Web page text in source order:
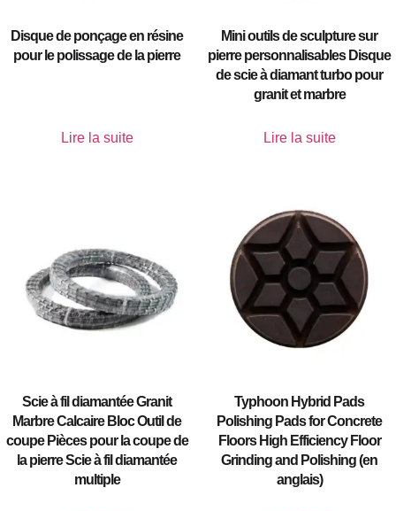
Disque de ponçage en résine
pour le polissage de la pierre
Lire la suite
Mini outils de sculpture sur
pierre personnalisables Disque
de scie à diamant turbo pour
granit et marbre
Lire la suite
Scie à fil diamantée Granit
Marbre Calcaire Bloc Outil de
coupe Pièces pour la coupe de
la pierre Scie à fil diamantée
multiple
Typhoon Hybrid Pads
Polishing Pads for Concrete
Floors High Efficiency Floor
Grinding and Polishing (en
anglais)